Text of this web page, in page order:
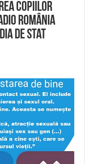
copiilor
România
de stat